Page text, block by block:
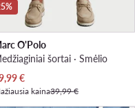
O'Polo
šortai · Smėlio
kaina
€
kaina39,99 €